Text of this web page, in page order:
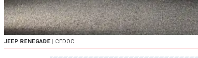
JEEP RENEGADE | CEDOC